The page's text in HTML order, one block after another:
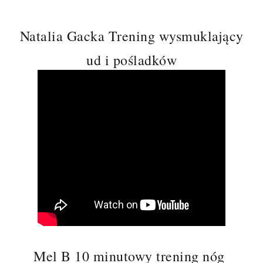
Natalia Gacka Trening wysmuklający
ud i pośladków
Mel B 10 minutowy trening nóg